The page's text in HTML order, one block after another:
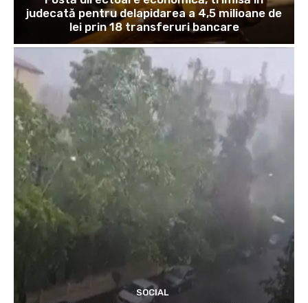
judecată pentru delapidarea a 4,5 milioane de
lei prin 18 transferuri bancare
SOCIAL